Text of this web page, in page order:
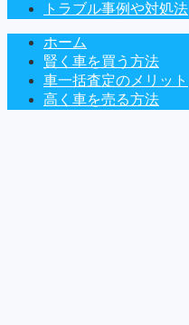
トラブル事例や対処法
ホーム
賢く車を買う方法
車一括査定のメリット
高く車を売る方法